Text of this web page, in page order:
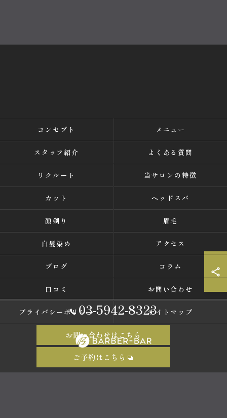
03-5942-8323
お問い合わせはこちら
ご予約はこちら
コンセプト メニュー
スタッフ紹介 よくある質問
リクルート 当サロンの特徴
カット ヘッドスパ
顔剃り 眉毛
白髪染め アクセス
ブログ コラム
口コミ お問い合わせ
プライバシーポリシー サイトマップ
© 2026 東京都中野の理容室ならバーバーバー 中野 ALL RIGHTS RESERVED.